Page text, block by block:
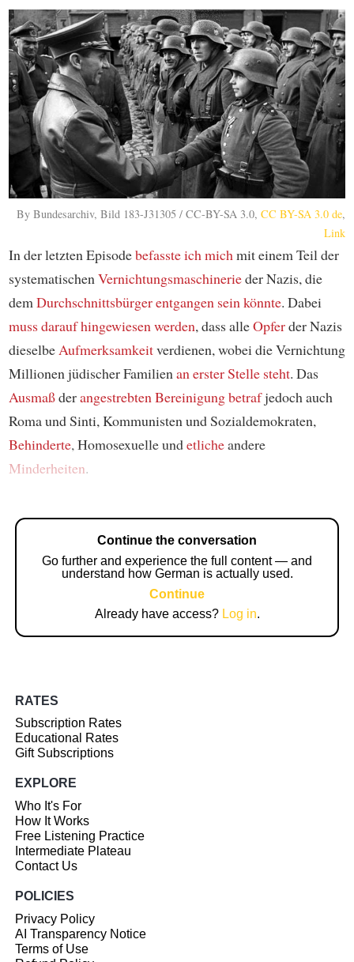
By Bundesarchiv, Bild 183-J31305 / CC-BY-SA 3.0,CC BY-SA 3.0 de,
Link
In der letzten Episodebefasste ich michmit einem Teil der
systematischenVernichtungsmaschinerieder Nazis, die
demDurchschnittsbürgerentgangen sein könnte. Dabei
muss darauf hingewiesen werden, dass alleOpferder Nazis
dieselbeAufmerksamkeitverdienen, wobei die Vernichtung
Millionen jüdischer Familienan erster Stelle steht. Das
AusmaßderangestrebtenBereinigungbetrafjedoch auch
Roma und Sinti, Kommunisten und Sozialdemokraten,
Behinderte, Homosexuelle undetlicheandere
Minderheiten.
Continue the conversation
Go further and experience the full content — and
understand how German is actually used.
Continue
Already have access? Log in.
RATES
Subscription Rates
Educational Rates
Gift Subscriptions
EXPLORE
Who It's For
How It Works
Free Listening Practice
Intermediate Plateau
Contact Us
POLICIES
Privacy Policy
AI Transparency Notice
Terms of Use